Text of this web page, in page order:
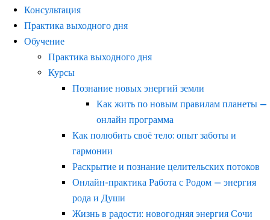
Консультация
Практика выходного дня
Обучение
Практика выходного дня
Курсы
Познание новых энергий земли
Как жить по новым правилам планеты —
онлайн программа
Как полюбить своё тело: опыт заботы и
гармонии
Раскрытие и познание целительских потоков
Онлайн-практика Работа с Родом — энергия
рода и Души
Жизнь в радости: новогодняя энергия Сочи